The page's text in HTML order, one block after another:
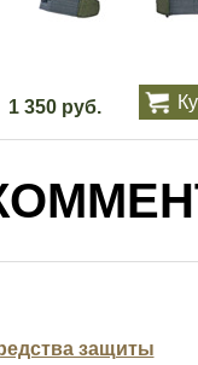
1 350 руб.
защиты